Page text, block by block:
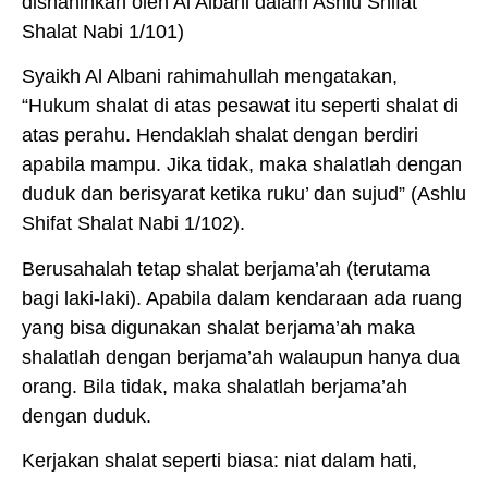
Shalat Nabi 1/101)
Syaikh Al Albani rahimahullah mengatakan,
“Hukum shalat di atas pesawat itu seperti shalat di
atas perahu. Hendaklah shalat dengan berdiri
apabila mampu. Jika tidak, maka shalatlah dengan
duduk dan berisyarat ketika ruku’ dan sujud” (Ashlu
Shifat Shalat Nabi 1/102).
Berusahalah tetap shalat berjama’ah (terutama
bagi laki-laki). Apabila dalam kendaraan ada ruang
yang bisa digunakan shalat berjama’ah maka
shalatlah dengan berjama’ah walaupun hanya dua
orang. Bila tidak, maka shalatlah berjama’ah
dengan duduk.
Kerjakan shalat seperti biasa: niat dalam hati,